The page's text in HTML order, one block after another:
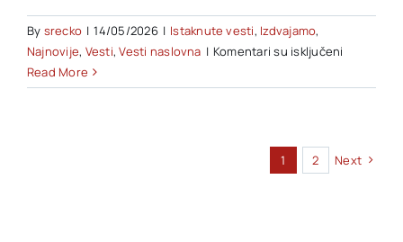
By srecko | 14/05/2026 | Istaknute vesti, Izdvajamo,
Najnovije, Vesti,Vesti naslovna | Komentari su isključeni
Read More
1 2 Next